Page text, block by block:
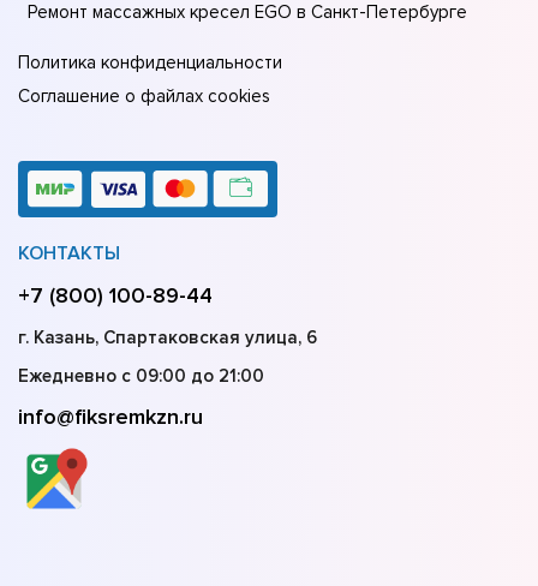
Ремонт массажных кресел EGO в Санкт-Петербурге
Политика конфиденциальности
Соглашение о файлах cookies
КОНТАКТЫ
+7 (800) 100-89-44
г. Казань, Спартаковская улица, 6
Ежедневно с 09:00 до 21:00
info@fiksremkzn.ru